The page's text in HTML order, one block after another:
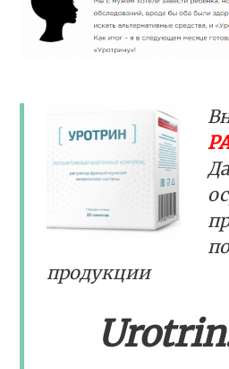
продукции